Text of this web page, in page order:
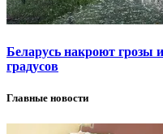
Беларусь накроют грозы
градусов
Главные новости